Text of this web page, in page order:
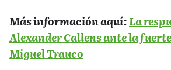
Más información aquí:La
Alexander Callens ante la
Miguel Trauco